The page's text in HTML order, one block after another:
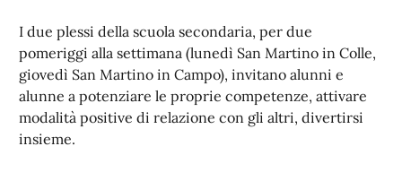
I due plessi della scuola secondaria, per due
pomeriggi alla settimana (lunedì San Martino in Colle,
giovedì San Martino in Campo), invitano alunni e
alunne a potenziare le proprie competenze, attivare
modalità positive di relazione con gli altri, divertirsi
insieme.